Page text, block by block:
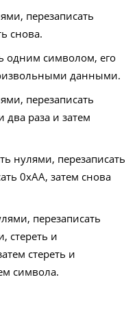
перезаписать
снова.
одним символом, его
данными.
перезаписать
раза и затем
нулями, перезаписать
0xAA, затем снова
перезаписать
стереть и
стереть и
символа.